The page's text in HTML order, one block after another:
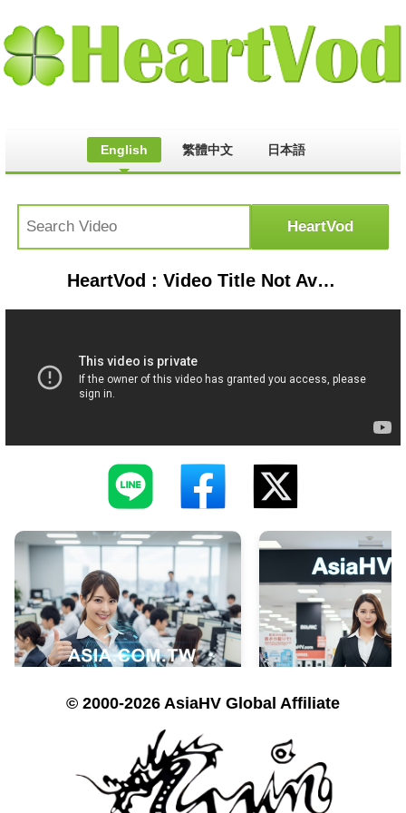
English 繁體中文 日本語
HeartVod : Video Title Not Available
© 2000-2026 AsiaHV Global Affiliate